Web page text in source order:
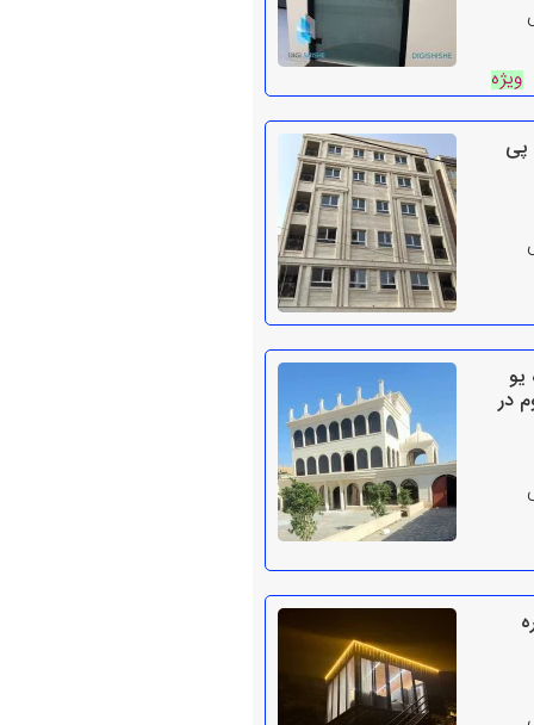
ویژه
پی
یو
در